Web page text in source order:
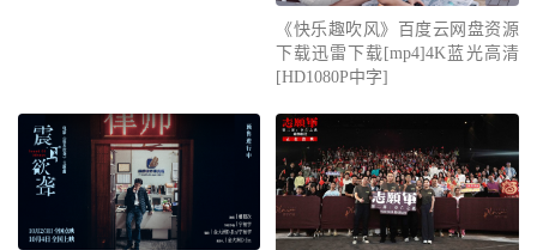
《快乐趣吹风》百度云网盘资源
下载迅雷下载[mp4]4K蓝光高清
[HD1080P中字]